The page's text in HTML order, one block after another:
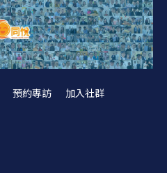
預約專訪
加入社群